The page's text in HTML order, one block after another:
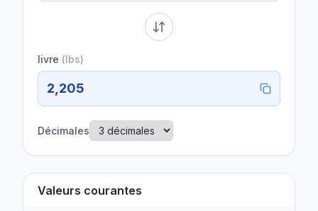
livre (lbs)
2,205
Décimales
Valeurs courantes